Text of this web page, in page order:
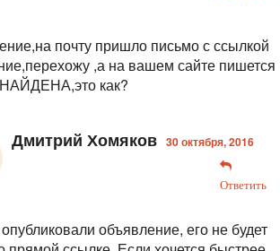
почту пришло письмо с ссылкой
,а на вашем сайте пишется
как?
Дмитрий Хомяков 30 октября, 2016
Ответить
объявление, его не будет